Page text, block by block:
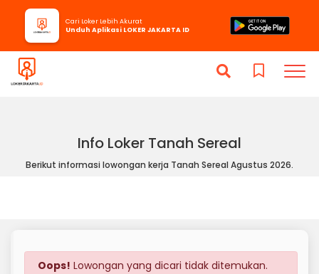
Info Loker Tanah Sereal
Berikut informasi lowongan kerja Tanah Sereal Agustus 2026.
Cari Loker Lebih Akurat
Unduh Aplikasi LOKER JAKARTA ID
Oops! Lowongan yang dicari tidak ditemukan.